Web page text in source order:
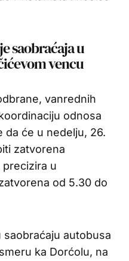
saobraćaja u
vencu
vanrednih
odnosa
da će u nedelju, 26.
zatvorena
precizira u
od 5.30 do
autobusa
ka Dorćolu, na